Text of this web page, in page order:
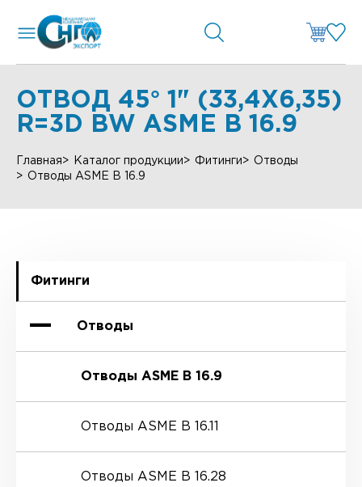
ОТВОД 45° 1" (33,4Х6,35)
R=3D BW ASME B 16.9
Главная Каталог продукции Фитинги
Отводы
Отводы ASME B 16.9
Фитинги
Отводы
Отводы ASME B 16.9
Отводы ASME B 16.11
Отводы ASME B 16.28